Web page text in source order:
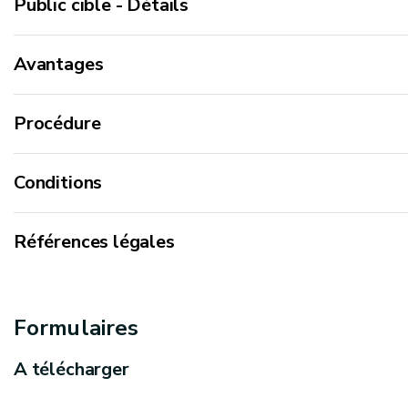
Public cible - Détails
Avantages
Procédure
Conditions
Références légales
Arrêté du Gouvernement wallon du 4 juillet 2002
Arrêté ministériel du 6 juin 2019 établissant un
Formulaires
A télécharger